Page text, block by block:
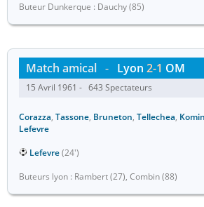
Buteur Dunkerque : Dauchy (85)
Match amical - Lyon 2-1 OM
15 Avril 1961 - 643 Spectateurs
Corazza, Tassone, Bruneton, Tellechea,
Lefevre
Lefevre(24')
Buteurs lyon : Rambert (27), Combin (88)